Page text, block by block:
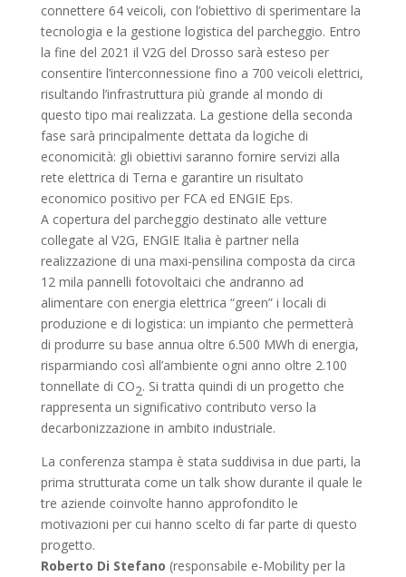
connettere 64 veicoli, con l’obiettivo di sperimentare la
tecnologia e la gestione logistica del parcheggio. Entro
la fine del 2021 il V2G del Drosso sarà esteso per
consentire l’interconnessione fino a 700 veicoli elettrici,
risultando l’infrastruttura più grande al mondo di
questo tipo mai realizzata. La gestione della seconda
fase sarà principalmente dettata da logiche di
economicità: gli obiettivi saranno fornire servizi alla
rete elettrica di Terna e garantire un risultato
economico positivo per FCA ed ENGIE Eps.
A copertura del parcheggio destinato alle vetture
collegate al V2G, ENGIE Italia è partner nella
realizzazione di una maxi-pensilina composta da circa
12 mila pannelli fotovoltaici che andranno ad
alimentare con energia elettrica “green” i locali di
produzione e di logistica: un impianto che permetterà
di produrre su base annua oltre 6.500 MWh di energia,
risparmiando così all’ambiente ogni anno oltre 2.100
tonnellate di CO2. Si tratta quindi di un progetto che
rappresenta un significativo contributo verso la
decarbonizzazione in ambito industriale.
La conferenza stampa è stata suddivisa in due parti, la
prima strutturata come un talk show durante il quale le
tre aziende coinvolte hanno approfondito le
motivazioni per cui hanno scelto di far parte di questo
progetto.
Roberto Di Stefano (responsabile e-Mobility per la